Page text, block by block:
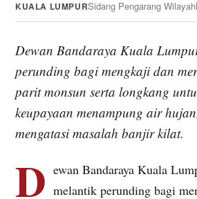
KUALA LUMPURSidang Pengarang
Dewan Bandaraya Kuala
perunding bagi mengkaji dan
parit monsun serta longkang
keupayaan menampung air
mengatasi masalah banjir kilat.
D ewan Bandaraya Kuala
melantik perunding bagi